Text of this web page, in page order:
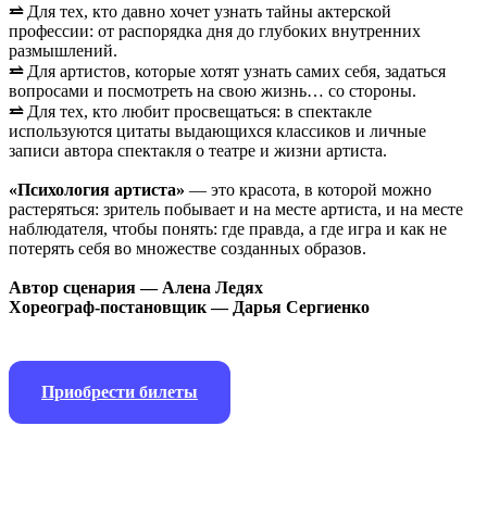
⥨Для тех, кто давно хочет узнать тайны актерской
профессии: от распорядка дня до глубоких внутренних
размышлений.
⥨Для артистов, которые хотят узнать самих себя, задаться
вопросами и посмотреть на свою жизнь… со стороны.
⥨ Для тех, кто любит просвещаться: в спектакле
используются цитаты выдающихся классиков и личные
записи автора спектакля о театре и жизни артиста.
«Психология артиста» — это красота, в которой можно
растеряться: зритель побывает и на месте артиста, и на месте
наблюдателя, чтобы понять: где правда, а где игра и как не
потерять себя во множестве созданных образов.
Автор сценария — Алена Ледях
Хореограф-постановщик — Дарья Сергиенко
Приобрести билеты